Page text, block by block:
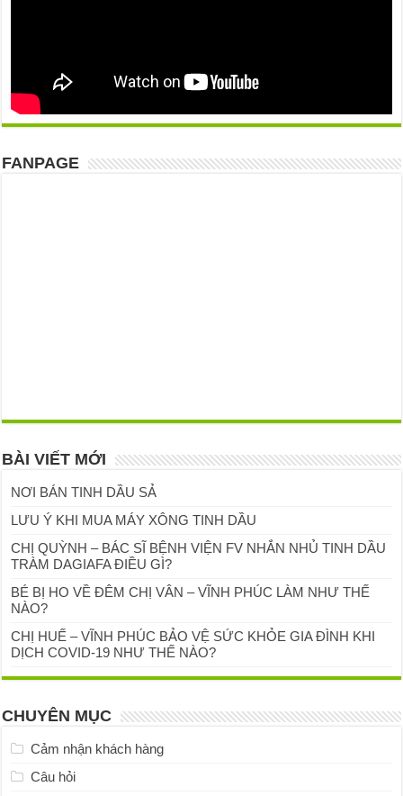
FANPAGE
BÀI VIẾT MỚI
NƠI BÁN TINH DẦU SẢ
LƯU Ý KHI MUA MÁY XÔNG TINH DẦU
CHỊ QUỲNH – BÁC SĨ BỆNH VIỆN FV NHẮN NHỦ TINH DẦU
TRÀM DAGIAFA ĐIỀU GÌ?
BÉ BỊ HO VỀ ĐÊM CHỊ VÂN – VĨNH PHÚC LÀM NHƯ THẾ
NÀO?
CHỊ HUẾ – VĨNH PHÚC BẢO VỆ SỨC KHỎE GIA ĐÌNH KHI
DỊCH COVID-19 NHƯ THẾ NÀO?
CHUYÊN MỤC
Cảm nhận khách hàng
Câu hỏi